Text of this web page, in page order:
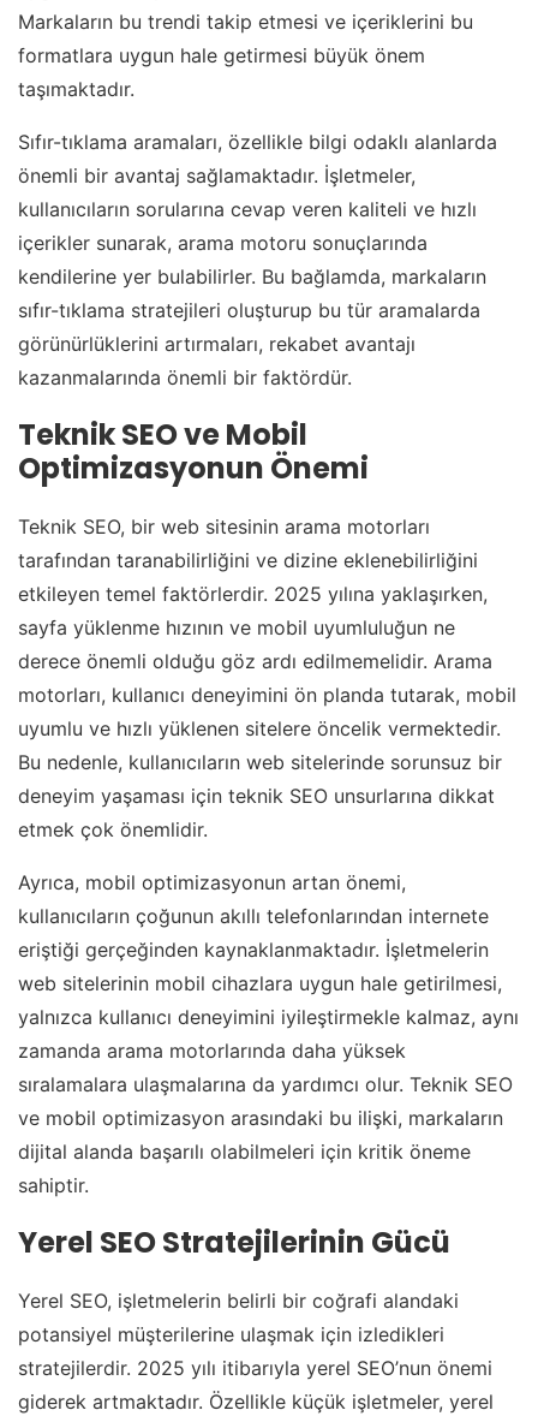
Markaların bu trendi takip etmesi ve içeriklerini bu
formatlara uygun hale getirmesi büyük önem
taşımaktadır.
Sıfır-tıklama aramaları, özellikle bilgi odaklı alanlarda
önemli bir avantaj sağlamaktadır. İşletmeler,
kullanıcıların sorularına cevap veren kaliteli ve hızlı
içerikler sunarak, arama motoru sonuçlarında
kendilerine yer bulabilirler. Bu bağlamda, markaların
sıfır-tıklama stratejileri oluşturup bu tür aramalarda
görünürlüklerini artırmaları, rekabet avantajı
kazanmalarında önemli bir faktördür.
Teknik SEO ve Mobil
Optimizasyonun Önemi
Teknik SEO, bir web sitesinin arama motorları
tarafından taranabilirliğini ve dizine eklenebilirliğini
etkileyen temel faktörlerdir. 2025 yılına yaklaşırken,
sayfa yüklenme hızının ve mobil uyumluluğun ne
derece önemli olduğu göz ardı edilmemelidir. Arama
motorları, kullanıcı deneyimini ön planda tutarak, mobil
uyumlu ve hızlı yüklenen sitelere öncelik vermektedir.
Bu nedenle, kullanıcıların web sitelerinde sorunsuz bir
deneyim yaşaması için teknik SEO unsurlarına dikkat
etmek çok önemlidir.
Ayrıca, mobil optimizasyonun artan önemi,
kullanıcıların çoğunun akıllı telefonlarından internete
eriştiği gerçeğinden kaynaklanmaktadır. İşletmelerin
web sitelerinin mobil cihazlara uygun hale getirilmesi,
yalnızca kullanıcı deneyimini iyileştirmekle kalmaz, aynı
zamanda arama motorlarında daha yüksek
sıralamalara ulaşmalarına da yardımcı olur. Teknik SEO
ve mobil optimizasyon arasındaki bu ilişki, markaların
dijital alanda başarılı olabilmeleri için kritik öneme
sahiptir.
Yerel SEO Stratejilerinin Gücü
Yerel SEO, işletmelerin belirli bir coğrafi alandaki
potansiyel müşterilerine ulaşmak için izledikleri
stratejilerdir. 2025 yılı itibarıyla yerel SEO’nun önemi
giderek artmaktadır. Özellikle küçük işletmeler, yerel